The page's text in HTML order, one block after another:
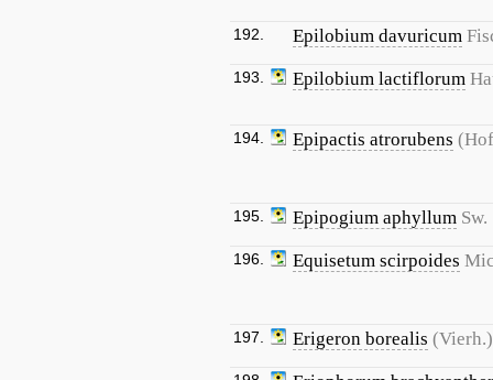
192. Epilobium davuricum
193. Epilobium lactiflorum
194. Epipactis atrorubens
195. Epipogium aphyllum Sw.
196. Equisetum scirpoides
197. Erigeron borealis